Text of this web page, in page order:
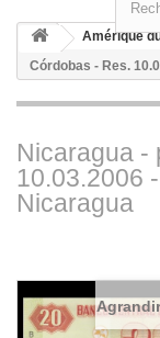
Amérique
Córdobas - Res.
Nicaragua -
10.03.2006
Nicaragua